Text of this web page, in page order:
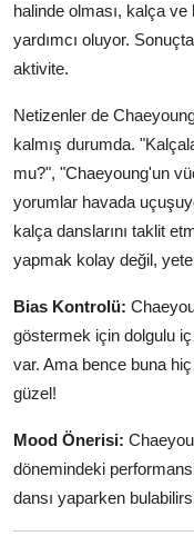
halinde olması, kalça
yardımcı oluyor.
aktivite.
Netizenler de
kalmış durumda.
mu?", "Chaeyoung'un
yorumlar havada
kalça danslarını taklit
yapmak kolay değil,
Bias Kontrolü:
göstermek için dolgulu iç
var. Ama bence buna
güzel!
Mood Önerisi:
dönemindeki
dansı yaparken